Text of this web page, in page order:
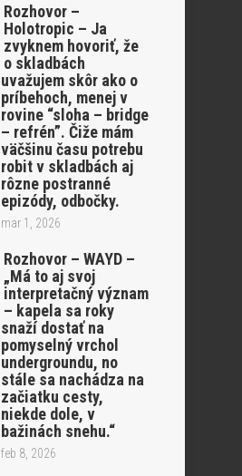
Rozhovor –
Holotropic – Ja
zvyknem hovoriť, že
o skladbách
uvažujem skôr ako o
príbehoch, menej v
rovine “sloha – bridge
– refrén”. Čiže mám
väčšinu času potrebu
robit v skladbách aj
rôzne postranné
epizódy, odbočky.
mar 1, 2026
Rozhovor – WAYD –
„Má to aj svoj
interpretačný význam
– kapela sa roky
snaží dostať na
pomyselný vrchol
undergroundu, no
stále sa nachádza na
začiatku cesty,
niekde dole, v
bažinách snehu.“
feb 8, 2026